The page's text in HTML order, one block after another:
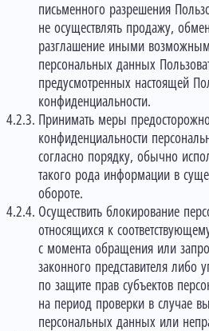
письменного разрешения
не осуществлять продажу,
разглашение иными
персональных данных
предусмотренных настоящей
конфиденциальности.
Принимать меры
конфиденциальности
согласно порядку, обычно
такого рода информации в
обороте.
Осуществить блокирование
относящихся к
с момента обращения или
законного представителя либо
по защите прав субъектов
на период проверки в случае
персональных данных или